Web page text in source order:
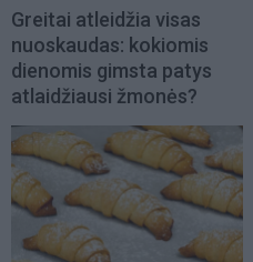
Greitai atleidžia visas
nuoskaudas: kokiomis
dienomis gimsta patys
atlaidžiausi žmonės?